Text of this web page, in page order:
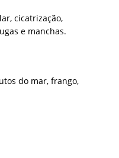
cicatrização,
e manchas.
do mar, frango,